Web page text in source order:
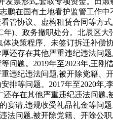
在国有土地看护监管工作
管协议、虚构租赁合同等方
)、政务撤职处分。北辰区
决策程序、未签订拆迁补
还存在其他严重违纪违法
问题。2019年至2023年,王
违纪违法问题,被开除党籍
等问题。2017年至2020
存在其他严重违纪违法问
请,违规收受礼品礼金等问
问题,被开除党籍、开除公